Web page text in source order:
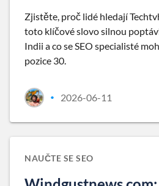
Zjistěte, proč lidé hledají
toto klíčové slovo silnou
Indii a co se SEO specialisté
pozice 30.
• 2026-06-11
NAUČTE SE SEO